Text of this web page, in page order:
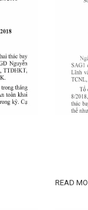
READ